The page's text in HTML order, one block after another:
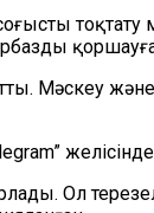
тоқтату
Мәскеу
Ол